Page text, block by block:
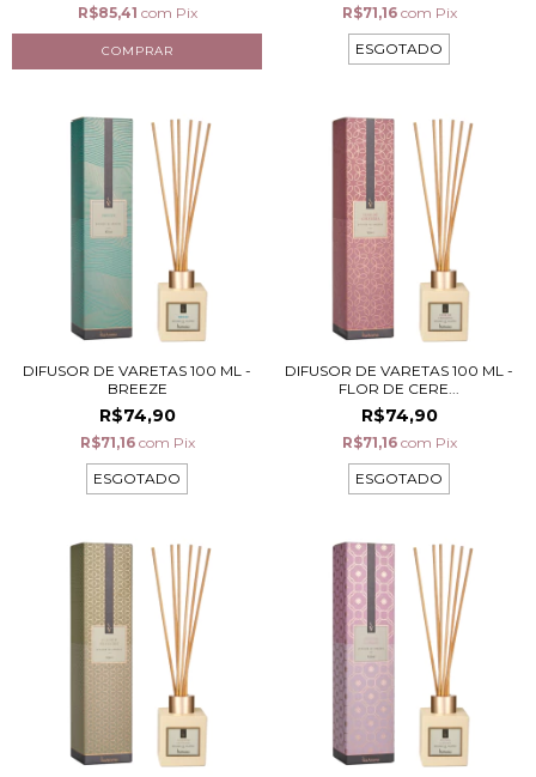
R$85,41 com Pix R$71,16 com Pix
ESGOTADO
DIFUSOR DE VARETAS 100 ML -
BREEZE
R$74,90
R$71,16 com Pix
ESGOTADO
DIFUSOR DE VARETAS 100 ML -
FLOR DE CERE...
R$74,90
R$71,16 com Pix
ESGOTADO